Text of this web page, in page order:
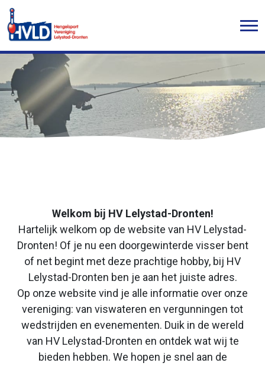
Welkom bij HV Lelystad-Dronten!
Hartelijk welkom op de website van HV Lelystad-
Dronten! Of je nu een doorgewinterde visser bent
of net begint met deze prachtige hobby, bij HV
Lelystad-Dronten ben je aan het juiste adres.
Op onze website vind je alle informatie over onze
vereniging: van viswateren en vergunningen tot
wedstrijden en evenementen. Duik in de wereld
van HV Lelystad-Dronten en ontdek wat wij te
bieden hebben. We hopen je snel aan de